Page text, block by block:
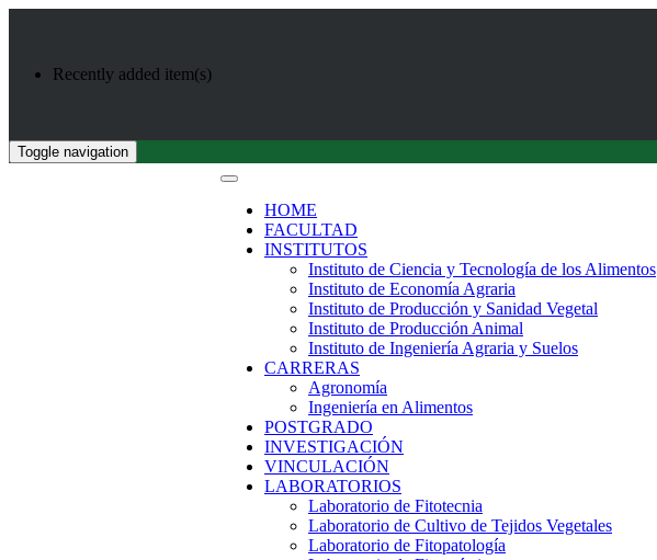
Recently added item(s)
Toggle navigation
HOME
FACULTAD
INSTITUTOS
Instituto de Ciencia y Tecnología de los Alimentos
Instituto de Economía Agraria
Instituto de Producción y Sanidad Vegetal
Instituto de Producción Animal
Instituto de Ingeniería Agraria y Suelos
CARRERAS
Agronomía
Ingeniería en Alimentos
POSTGRADO
INVESTIGACIÓN
VINCULACIÓN
LABORATORIOS
Laboratorio de Fitotecnia
Laboratorio de Cultivo de Tejidos Vegetales
Laboratorio de Fitopatología